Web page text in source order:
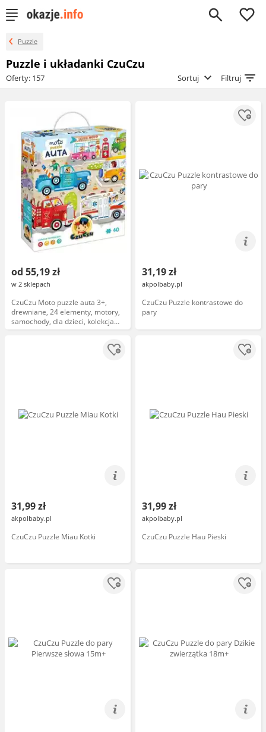
0
Puzzle
Puzzle i układanki CzuCzu
Oferty: 157 Sortuj Filtruj
od 55,19 zł
w 2 sklepach
CzuCzu Moto puzzle auta 3+,
drewniane, 24 elementy, motory,
samochody, dla dzieci, kolekcja
CzuCzu
31,19 zł
akpolbaby.pl
CzuCzu Puzzle kontrastowe do
pary
31,99 zł
akpolbaby.pl
CzuCzu Puzzle Miau Kotki
31,99 zł
akpolbaby.pl
CzuCzu Puzzle Hau Pieski